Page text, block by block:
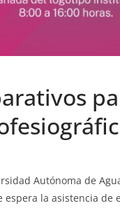
Autónoma de
la asistencia